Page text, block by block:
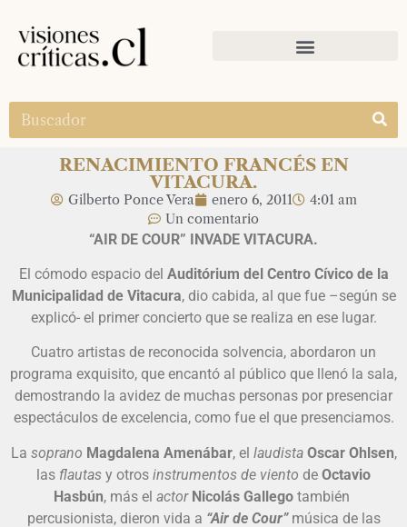
RENACIMIENTO FRANCÉS EN
VITACURA.
Gilberto Ponce Vera enero 6, 2011
4:01 am
Un comentario
“AIR DE COUR” INVADE VITACURA.
El cómodo espacio del Auditórium del Centro Cívico de la
Municipalidad de Vitacura, dio cabida, al que fue –según se
explicó- el primer concierto que se realiza en ese lugar.
Cuatro artistas de reconocida solvencia, abordaron un
programa exquisito, que encantó al público que llenó la sala,
demostrando la avidez de muchas personas por presenciar
espectáculos de excelencia, como fue el que presenciamos.
La soprano Magdalena Amenábar, el laudista Oscar Ohlsen,
las flautas y otros instrumentos de viento de Octavio
Hasbún, más el actor Nicolás Gallego también
percusionista, dieron vida a “Air de Cour”música de las